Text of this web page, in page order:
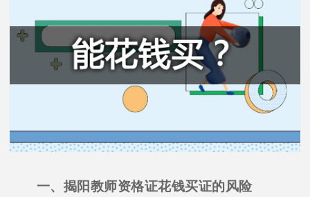
一、揭阳教师资格证花钱买证的风险